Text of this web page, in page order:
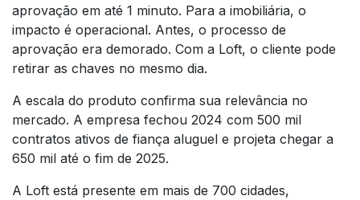
aprovação em até 1 minuto. Para a imobiliária, o
impacto é operacional. Antes, o processo de
aprovação era demorado. Com a Loft, o cliente pode
retirar as chaves no mesmo dia.
A escala do produto confirma sua relevância no
mercado. A empresa fechou 2024 com 500 mil
contratos ativos de fiança aluguel e projeta chegar a
650 mil até o fim de 2025.
A Loft está presente em mais de 700 cidades,